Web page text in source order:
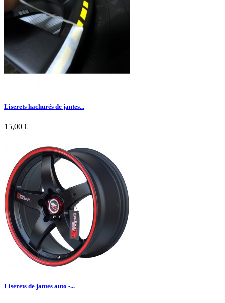
Liserets hachurés de jantes...
15,00 €
Aperçu rapide
Liserets de jantes auto -...